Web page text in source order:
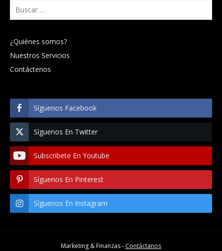
Buscar:
¿Quiénes somos?
Nuestros Servicios
Contáctenos
Síguenos Facebook
Síguenos En Twitter
Subscribete En Youtube
Síguenos En Pinterest
Síguenos En Instagram
Marketing & Finanzas - Contáctanos